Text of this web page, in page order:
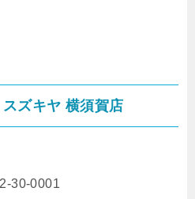
ズキヤ 横須賀店
30-0001